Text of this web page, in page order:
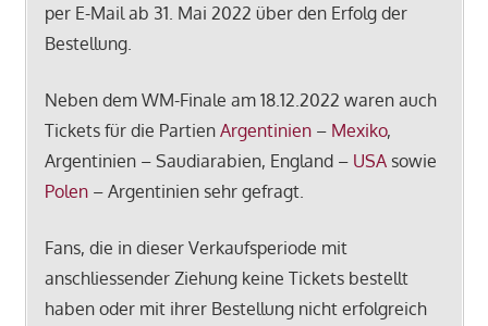
per E-Mail ab 31. Mai 2022 über den Erfolg der
Bestellung.
Neben dem WM-Finale am 18.12.2022 waren auch
Tickets für die Partien Argentinien– Mexiko,
Argentinien – Saudiarabien, England – USAsowie
Polen– Argentinien sehr gefragt.
Fans, die in dieser Verkaufsperiode mit
anschliessender Ziehung keine Tickets bestellt
haben oder mit ihrer Bestellung nicht erfolgreich